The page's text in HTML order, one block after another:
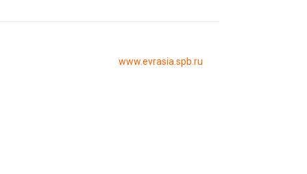
www.evrasia.spb.ru